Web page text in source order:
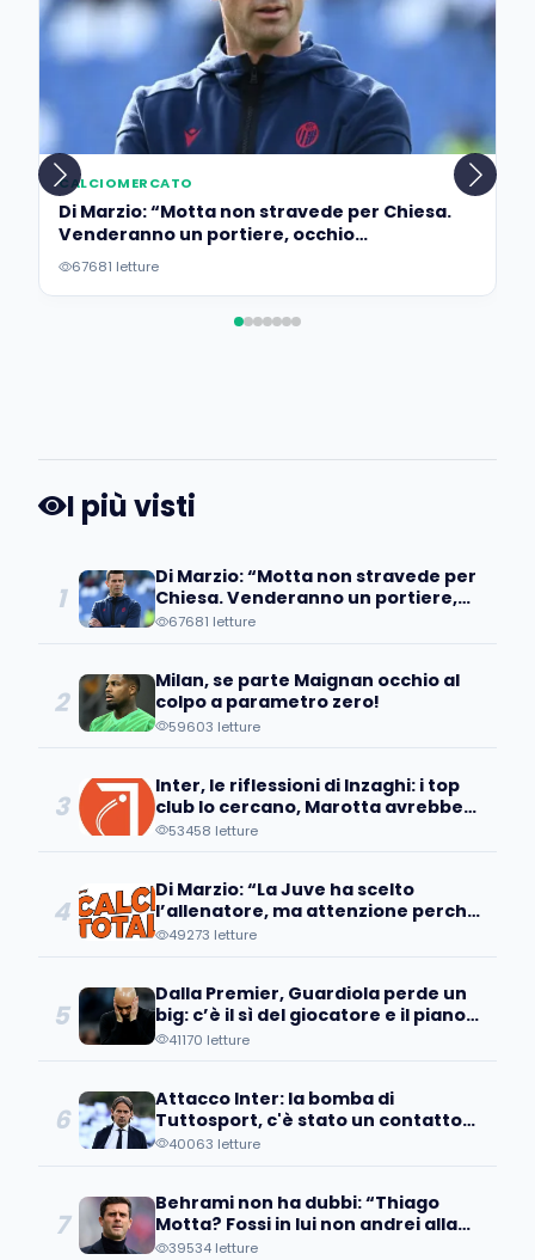
CALCIOMERCATO
Di Marzio: “Motta non stravede per Chiesa.
Venderanno un portiere, occhio
all’operazione…”
67681 letture
I più visti
1
Di Marzio: “Motta non stravede per
Chiesa. Venderanno un portiere,
occhio all’operazione…”
67681 letture
2
Milan, se parte Maignan occhio al
colpo a parametro zero!
59603 letture
3
Inter, le riflessioni di Inzaghi: i top
club lo cercano, Marotta avrebbe
già individuato...
53458 letture
4
Di Marzio: “La Juve ha scelto
l’allenatore, ma attenzione perché
a Bologna sanno che...
49273 letture
5
Dalla Premier, Guardiola perde un
big: c’è il sì del giocatore e il piano
d’addio
41170 letture
6
Attacco Inter: la bomba di
Tuttosport, c'è stato un contatto
con un pupillo di Inzaghi!
40063 letture
7
Behrami non ha dubbi: “Thiago
Motta? Fossi in lui non andrei alla
Juve perché..."
39534 letture